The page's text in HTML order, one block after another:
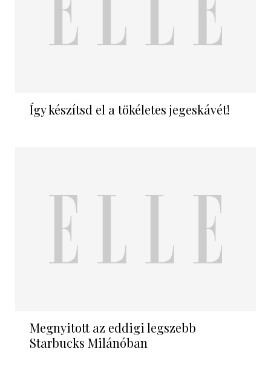
Így készítsd el a tökéletes jegeskávét!
Megnyitott az eddigi legszebb
Starbucks Milánóban